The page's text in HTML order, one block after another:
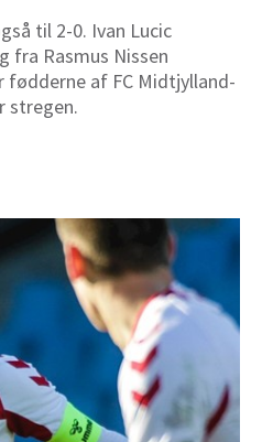
til 2-0. Ivan Lucic
fra Rasmus Nissen
af FC Midtjylland-
stregen.